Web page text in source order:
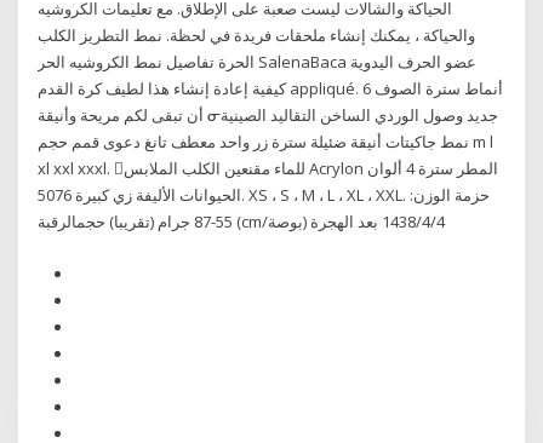
الحياكة والشالات ليست صعبة على الإطلاق. مع تعليمات الكروشيه
والحياكة ، يمكنك إنشاء ملحقات فريدة في لحظة. نمط التطريز الكلب
الحرة تفاصيل نمط الكروشيه الحر SalenaBaca عضو الحرف اليدوية
كيفية إعادة إنشاء هذا لطيف كرة القدم appliqué. 6 أنماط سترة الصوف
أن تبقى لكم مريحة وأنيقة ᓂجديد وصول الوردي الساخن التقاليد الصينية
نمط جاكيتات أنيقة ضئيلة سترة زر واحد معطف تانغ دعوى قمم حجم m l
xl xxl xxxl. ⃝للماء مقنعين الكلب الملابس Acrylon المطر سترة 4 ألوان
الحيوانات الأليفة زي كبيرة 5076. XS ، S ، M ، L ، XL ، XXL. حزمة الوزن:
55-87 جرام (تقريبا) حجمالرقبة (cm/بوصة) 4‏‏/4‏‏/1438 بعد الهجرة